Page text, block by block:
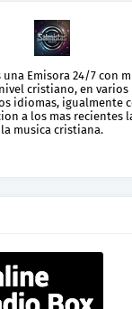
una Emisora 24/7 con
cristiano, en varios
idiomas, igualmente
a los mas recientes
la musica cristiana.